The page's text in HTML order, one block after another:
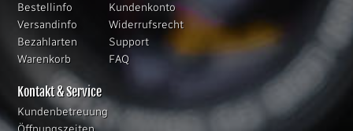
Bestellinfo
Versandinfo
Bezahlarten
Warenkorb
Kundenkonto
Widerrufsrecht
Support
FAQ
Kontakt & Service
Kundenbetreuung